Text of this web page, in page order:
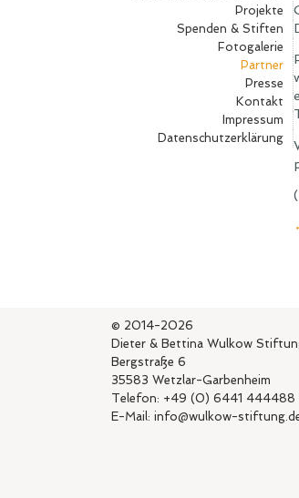
Projekte
Spenden & Stiften
Fotogalerie
Partner
Presse
Kontakt
Impressum
Datenschutzerklärung
© 2014-2026
Dieter & Bettina Wulkow
Bergstraße 6
35583 Wetzlar-Garbenheim
Telefon: +49 (0) 6441 444488
E-Mail: info@wulkow-